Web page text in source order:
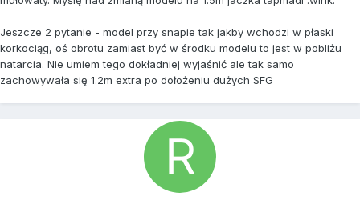
Jeszcze 2 pytanie - model przy snapie tak jakby wchodzi w płaski
korkociąg, oś obrotu zamiast być w środku modelu to jest w pobliżu
natarcia. Nie umiem tego dokładniej wyjaśnić ale tak samo
zachowywała się 1.2m extra po dołożeniu dużych SFG